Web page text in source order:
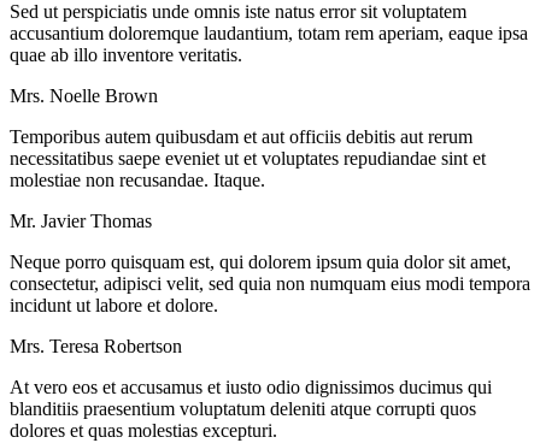
Sed ut perspiciatis unde omnis iste natus error sit voluptatem
accusantium doloremque laudantium, totam rem aperiam, eaque ipsa
quae ab illo inventore veritatis.
Mrs. Noelle Brown
Temporibus autem quibusdam et aut officiis debitis aut rerum
necessitatibus saepe eveniet ut et voluptates repudiandae sint et
molestiae non recusandae. Itaque.
Mr. Javier Thomas
Neque porro quisquam est, qui dolorem ipsum quia dolor sit amet,
consectetur, adipisci velit, sed quia non numquam eius modi tempora
incidunt ut labore et dolore.
Mrs. Teresa Robertson
At vero eos et accusamus et iusto odio dignissimos ducimus qui
blanditiis praesentium voluptatum deleniti atque corrupti quos
dolores et quas molestias excepturi.